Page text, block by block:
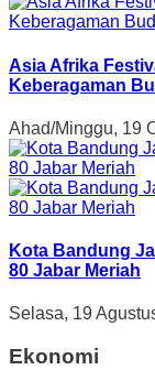
Asia Afrika
Keberagaman
Ahad/Minggu, 19
Kota Bandung
80 Jabar Meriah
Selasa, 19
Ekonomi